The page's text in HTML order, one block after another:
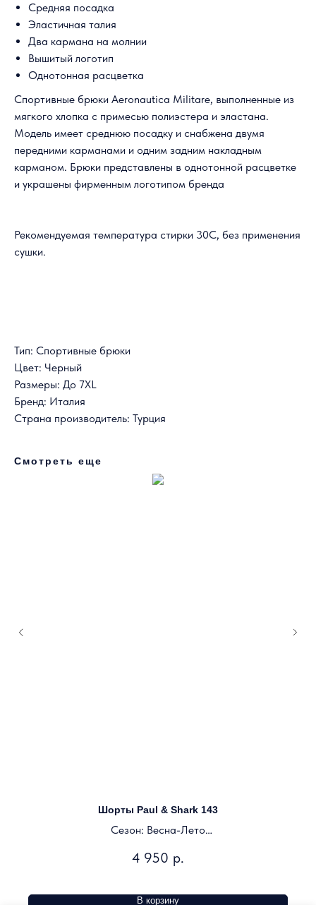
Средняя посадка
Эластичная талия
Два кармана на молнии
Вышитый логотип
Однотонная расцветка
Спортивные брюки Aeronautica Militare, выполненные из
мягкого хлопка с примесью полиэстера и эластана.
Модель имеет среднюю посадку и снабжена двумя
передними карманами и одним задним накладным
карманом. Брюки представлены в однотонной расцветке
и украшены фирменным логотипом бренда
Рекомендуемая температура стирки 30С, без применения
сушки.
Тип: Спортивные брюки
Цвет: Черный
Размеры: До 7XL
Бренд: Италия
Страна производитель: Турция
Смотреть еще
Шорты Paul & Shark 143
Сезон: Весна-Лето
4 950 р.
В корзину